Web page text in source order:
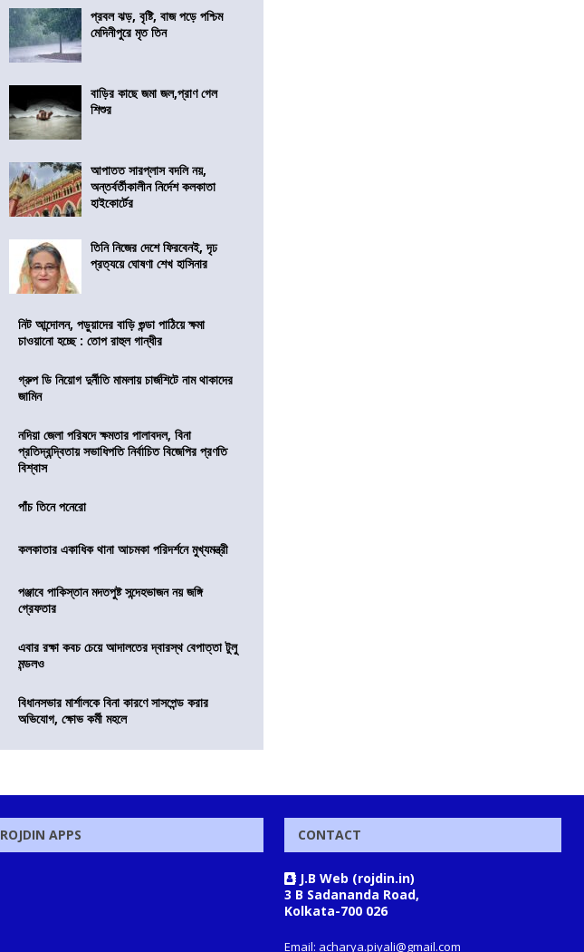
প্রবল ঝড়, বৃষ্টি, বাজ পড়ে পশ্চিম
মেদিনীপুরে মৃত তিন
বাড়ির কাছে জমা জল,প্রাণ গেল
শিশুর
আপাতত সারপ্লাস বদলি নয়,
অন্তর্বর্তীকালীন নির্দেশ কলকাতা
হাইকোর্টের
তিনি নিজের দেশে ফিরবেনই, দৃঢ
প্রত্যয়ে ঘোষণা শেখ হাসিনার
নিট আন্দোলন, পড়ুয়াদের বাড়ি গুন্ডা পাঠিয়ে ক্ষমা
চাওয়ানো হচ্ছে : তোপ রাহুল গান্ধীর
গ্রুপ ডি নিয়োগ দুর্নীতি মামলায় চার্জশিটে নাম থাকাদের
জামিন
নদিয়া জেলা পরিষদে ক্ষমতার পালাবদল, বিনা
প্রতিদ্বন্দ্বিতায় সভাধিপতি নির্বাচিত বিজেপির প্রণতি
বিশ্বাস
পাঁচ তিনে পনেরো
কলকাতার একাধিক থানা আচমকা পরিদর্শনে মুখ্যমন্ত্রী
পঞ্জাবে পাকিস্তান মদতপুষ্ট সন্দেহভাজন নয় জঙ্গি
গ্রেফতার
এবার রক্ষা কবচ চেয়ে আদালতের দ্বারস্থ বেপাত্তা টুলু
মন্ডলও
বিধানসভার মার্শালকে বিনা কারণে সাসপেন্ড করার
অভিযোগ, ক্ষোভ কর্মী মহলে
ROJDIN APPS CONTACT
J.B Web (rojdin.in)
3 B Sadananda Road,
Kolkata-700 026
Email: acharya.piyali@gmail.com